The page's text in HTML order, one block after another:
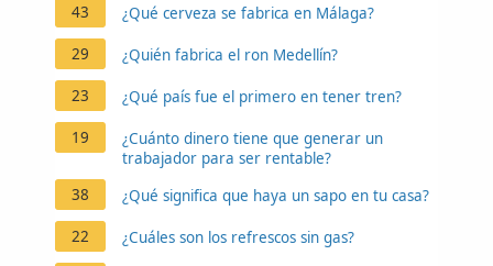
43
¿Qué cerveza se fabrica en Málaga?
29 ¿Quién fabrica el ron Medellín?
23 ¿Qué país fue el primero en tener tren?
19
¿Cuánto dinero tiene que generar un
trabajador para ser rentable?
38
¿Qué significa que haya un sapo en tu casa?
22 ¿Cuáles son los refrescos sin gas?